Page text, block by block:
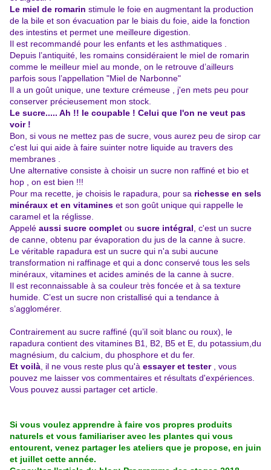
Le miel de romarin stimule le foie en augmentant la production
de la bile et son évacuation par le biais du foie, aide la fonction
des intestins et permet une meilleure digestion.
Il est recommandé pour les enfants et les asthmatiques .
Depuis l’antiquité, les romains considéraient le miel de romarin
comme le meilleur miel au monde, on le retrouve d’ailleurs
parfois sous l’appellation "Miel de Narbonne"
Il a un goût unique, une texture crémeuse , j'en mets peu pour
conserver précieusement mon stock.
Le sucre..... Ah !! le coupable ! Celui que l'on ne veut pas
voir !
Bon, si vous ne mettez pas de sucre, vous aurez peu de sirop car
c'est lui qui aide à faire suinter notre liquide au travers des
membranes .
Une alternative consiste à choisir un sucre non raffiné et bio et
hop , on est bien !!!
Pour ma recette, je choisis le rapadura, pour sa richesse en sels
minéraux et en vitamines et son goût unique qui rappelle le
caramel et la réglisse.
Appelé aussi sucre complet ou sucre intégral, c'est un sucre
de canne, obtenu par évaporation du jus de la canne à sucre.
Le véritable rapadura est un sucre qui n'a subi aucune
transformation ni raffinage et qui a donc conservé tous les sels
minéraux, vitamines et acides aminés de la canne à sucre.
Il est reconnaissable à sa couleur très foncée et à sa texture
humide. C’est un sucre non cristallisé qui a tendance à
s’agglomérer.
Contrairement au sucre raffiné (qu’il soit blanc ou roux), le
rapadura contient des vitamines B1, B2, B5 et E, du potassium,du
magnésium, du calcium, du phosphore et du fer.
Et voilà, il ne vous reste plus qu'à essayer et tester , vous
pouvez me laisser vos commentaires et résultats d'expériences.
Vous pouvez aussi partager cet article.
Si vous voulez apprendre à faire vos propres produits
naturels et vous familiariser avec les plantes qui vous
entourent, venez partager les ateliers que je propose, en juin
et juillet cette année.